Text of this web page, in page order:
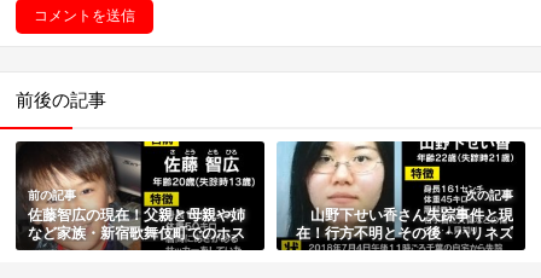
前後の記事
前の記事
佐藤智広の現在！父親と母親や姉
など家族・新宿歌舞伎町でのホス
トの噂や発見情報まとめ
次の記事
山野下せい香さん失踪事件と現
在！行方不明とその後・ハリネズ
ミカフェで目撃の噂など総まとめ